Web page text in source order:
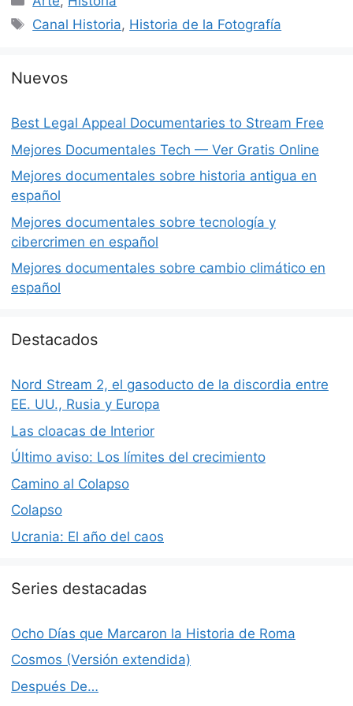
Etiquetas
Canal Historia, Historia de la Fotografía
Nuevos
Best Legal Appeal Documentaries to Stream Free
Mejores Documentales Tech — Ver Gratis Online
Mejores documentales sobre historia antigua en
español
Mejores documentales sobre tecnología y
cibercrimen en español
Mejores documentales sobre cambio climático en
español
Destacados
Nord Stream 2, el gasoducto de la discordia entre
EE. UU., Rusia y Europa
Las cloacas de Interior
Último aviso: Los límites del crecimiento
Camino al Colapso
Colapso
Ucrania: El año del caos
Series destacadas
Ocho Días que Marcaron la Historia de Roma
Cosmos (Versión extendida)
Después De…